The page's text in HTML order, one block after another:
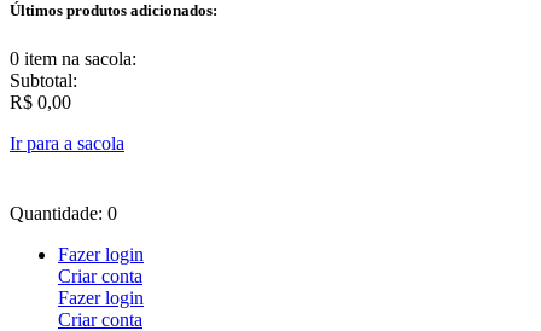
Últimos produtos adicionados:
0 item na sacola:
Subtotal:
R$ 0,00
Ir para a sacola
Quantidade: 0
Fazer login
Criar conta
Fazer login
Criar conta